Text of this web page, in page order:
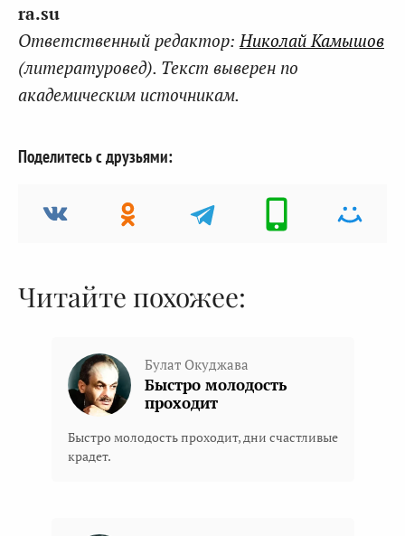
ra.su
Ответственный редактор:Николай Камышов
(литературовед). Текст выверен по
академическим источникам.
Поделитесь с друзьями:
Читайте похожее:
Булат Окуджава
Быстро молодость
проходит
Быстро молодость проходит, дни счастливые
крадет.